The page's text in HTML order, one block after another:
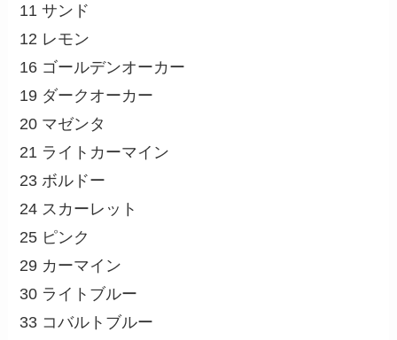
11 サンド
12 レモン
16 ゴールデンオーカー
19 ダークオーカー
20 マゼンタ
21 ライトカーマイン
23 ボルドー
24 スカーレット
25 ピンク
29 カーマイン
30 ライトブルー
33 コバルトブルー